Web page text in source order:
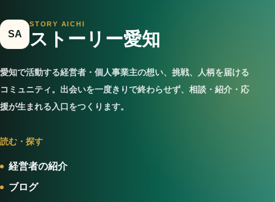
SA
STORY AICHI
ストーリー愛知
愛知で活動する経営者・個人事業主の想い、挑戦、人柄を届ける
コミュニティ。出会いを一度きりで終わらせず、相談・紹介・応
援が生まれる入口をつくります。
読む・探す
経営者の紹介
ブログ